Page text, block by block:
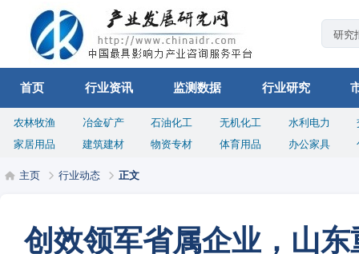
首页 行业资讯 监测数据 行业研究
农林牧渔 冶金矿产 石油化工 无机化工 水利电力
家居用品
建筑建材 物资专材 体育用品 办公家具
主页 行业动态 正文
创效领军省属企业，山